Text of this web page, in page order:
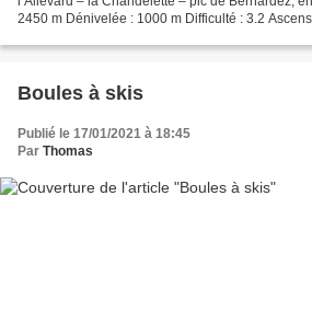
2450 m Dénivelée : 1000 m Difficulté : 3.2
Boules à skis
Publié le 17/01/2021 à 18:45
Par Thomas